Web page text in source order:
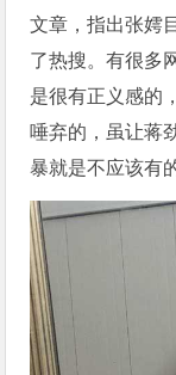
文章，指出张嫮
了热搜。有很多
是很有正义感的
唾弃的，虽让蒋
暴就是不应该有